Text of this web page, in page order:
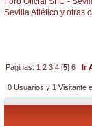
Sevilla Atlético y otras
Páginas: 1 2 3 4 [5]6 Ir
0 Usuarios y 1 Visitante